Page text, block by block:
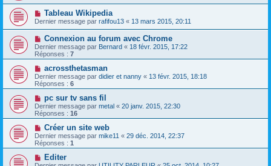
Tableau Wikipedia
Dernier message par rafifou13 « 13 mars 2015, 20:11
Connexion au forum avec Chrome
Dernier message par Bernard « 18 févr. 2015, 17:22
Réponses : 7
acrossthetasman
Dernier message par didier et nanny « 13 févr. 2015, 18:18
Réponses : 6
pc sur tv sans fil
Dernier message par metal « 20 janv. 2015, 22:30
Réponses : 16
Créer un site web
Dernier message par mike11 « 29 déc. 2014, 22:37
Réponses : 1
Editer